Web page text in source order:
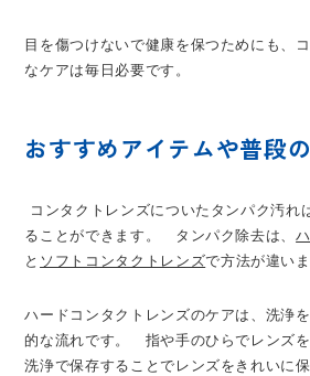
目を傷つけないで健康を保つためにも、
なケアは毎日必要です。
おすすめアイテムや普段
コンタクトレンズについたタンパク汚れ
ることができます。 タンパク除去は、
と ソフトコンタクトレンズで方法が違いま
ハードコンタクトレンズのケアは、洗浄
的な流れです。 指や手のひらでレンズ
洗浄で保存することでレンズをきれいに保